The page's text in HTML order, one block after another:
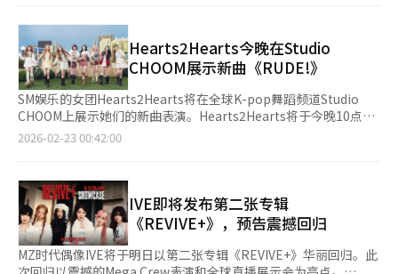
赛事。关键在于比赛表现和当地反响。Kiwoom DRX若能在河内
延续良好状态，将提升品牌和LCK的国际影响力。反之，与强队的
差距可能影响活动的成功与否。T1、Dplus Kia和KT Rolster的排
名竞争也将使第六周成为常规赛的关键时刻。※ 本报道经人工智
能（AI）系统翻译与编辑。
感升华为全球化的声音。Jimin表示，他梦想着在光化门与数万名
粉丝一起演唱《阿里郎》，期待音乐与空间交融的感动时刻。
BigHit音乐公司表示，此次演出不仅是回归秀，更是通过音乐连接
全球，传播韩国文化遗产魅力的舞台。通过Netflix全球直播，此次
演出将为海外粉丝提供结合韩国美与现代表演的视觉盛宴。自
2022年10月釜山演出后，3年5个月的时间对BTS和ARMY来说都是
漫长的等待。成员们履行兵役和个人活动后再次聚集，光化门象征
着他们确认“韩国身份”，并向世界市场进军的跳板。此次演出不
万人参与，并投入1.5万名安保人员，显示出BTS完整体回归作为
国家文化活动的地位。此次在光化门这一国家象征性场所举行的演
出，将再次确认BTS不仅是“全球流行明星”，更是“时代的象
征”。演出于晚上8点开始。时隔3年5个月，七名成员在光化门这
一巨大“画框”中将如何以表演“游泳”粉丝的心，以及他们演唱
的《阿里郎》将如何点缀首尔的夜空，吸引了全世界的目光。※
是主打歌《BLACKHOLE》的舞台表演。该曲以电影《星际穿越》
为灵感，结合了宏伟的声音和洗牌节奏，展现了宇宙观。 成员们
与数十名舞者一起展示了大型表演，舞台设计和精准的舞蹈展示了
IVE在表演上的成长。Liz表示：“我们准备了从未展示过的内
容。”安宥真补充道：“Kpop的魅力在于团体舞，这次我们专注
于此，想展示更好的自己。”专辑包括双主打《BLACKHOLE》和
预发布曲《BANG BANG》，共12首歌曲，涵盖多种风格，并包含
所有成员的个人单曲，拓宽了音乐范围。成员们亲自参与作词，增
ICY》、Liz的《Unreal》、Rei的《In Your Heart》、安宥真的
《Force》等个人曲目展现了各自的风格。张元英推荐
道：“《8》是一首EDM风格的歌曲，适合想要开心的时候
听。”Liz表示：“《In Your Heart》是为粉丝DIVE创作的，努力
展现摇滚风格的强劲嗓音。”◆ 李瑞成年，展现全员成年组合的
成熟 随着李瑞成年，IVE成为全员成年组合。李瑞表示：“这是我
Hearts2Hearts今晚在Studio
CHOOM展示新曲《RUDE!》
SM娱乐的女团Hearts2Hearts将在全球K-pop舞蹈频道Studio
CHOOM上展示她们的新曲表演。Hearts2Hearts将于今晚10点通
过YouTube频道Studio CHOOM的原创内容发布新单曲《RUDE!》
浩室舞曲。表演通过活泼的能量和俏皮的魅力编排而成，特别是多
人数团体的精准舞蹈成为亮点。这是Hearts2Hearts第三次与
Studio CHOOM合作。之前发布的出道曲《The Chase》和迷你一
辑主打曲《FOCUS》视频分别突破了1230万和800万的点击量，
证明了她们的全球影响力。此外，Hearts2Hearts自21日起在首尔
奥林匹克公园奥林匹克大厅举办首次单独粉丝见面会《2026
2026-02-23 00:42:00
IVE即将发布第二张专辑
《REVIVE+》，预告震撼回归
MZ时代偶像IVE将于明日以第二张专辑《REVIVE+》华丽回归。此